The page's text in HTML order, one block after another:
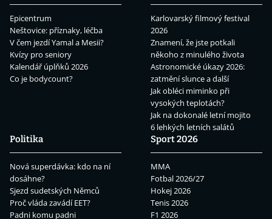
Epicentrum
Neštovice: příznaky, léčba
V čem jezdí Yamal a Mesii?
Kvízy pro seniory
Kalendář úplňků 2026
Co je bodycount?
Karlovarský filmový festival
2026
Znamení, že jste potkali
někoho z minulého života
Astronomické úkazy 2026:
zatmění slunce a další
Jak obléci miminko při
vysokých teplotách?
Jak na dokonalé letní mojito
6 lehkých letních salátů
Politika
Nová superdávka: kdo na ní
dosáhne?
Sjezd sudetských Němců
Proč vláda zavádí EET?
Padni komu padni
Sport 2026
MMA
Fotbal 2026/27
Hokej 2026
Tenis 2026
F1 2026